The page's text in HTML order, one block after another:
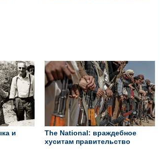
и
The National: враждебное
хуситам правительство